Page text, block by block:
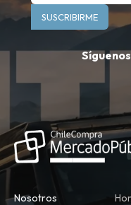
SUSCRIBIRME
Nosotros